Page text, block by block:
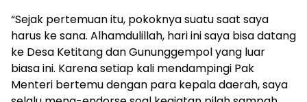
“Sejak pertemuan itu, pokoknya suatu saat saya
harus ke sana. Alhamdulillah, hari ini saya bisa datang
ke Desa Ketitang dan Gununggempol yang luar
biasa ini. Karena setiap kali mendampingi Pak
Menteri bertemu dengan para kepala daerah, saya